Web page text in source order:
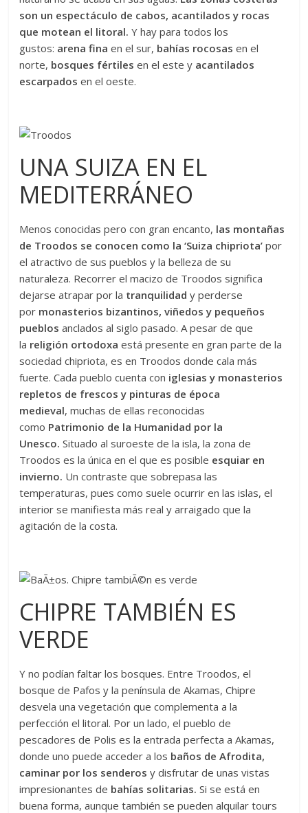
son un espectáculo de cabos, acantilados y rocas
que motean el litoral. Y hay para todos los
gustos: arena fina en el sur, bahías rocosas en el
norte, bosques fértiles en el este y acantilados
escarpados en el oeste.
UNA SUIZA EN EL
MEDITERRÁNEO
Menos conocidas pero con gran encanto, las montañas
de Troodos se conocen como la ‘Suiza chipriota’por
el atractivo de sus pueblos y la belleza de su
naturaleza. Recorrer el macizo de Troodos significa
dejarse atrapar por la tranquilidad y perderse
por monasterios bizantinos, viñedos y pequeños
pueblosanclados al siglo pasado. A pesar de que
la religión ortodoxaestá presente en gran parte de la
sociedad chipriota, es en Troodos donde cala más
fuerte. Cada pueblo cuenta con iglesias y monasterios
repletos de frescos y pinturas de época
medieval, muchas de ellas reconocidas
como Patrimonio de la Humanidad por la
Unesco.Situado al suroeste de la isla, la zona de
Troodos es la única en el que es posible esquiar en
invierno. Un contraste que sobrepasa las
temperaturas, pues como suele ocurrir en las islas, el
interior se manifiesta más real y arraigado que la
agitación de la costa.
CHIPRE TAMBIÉN ES
VERDE
Y no podían faltar los bosques. Entre Troodos, el
bosque de Pafos y la península de Akamas, Chipre
desvela una vegetación que complementa a la
perfección el litoral. Por un lado, el pueblo de
pescadores de Polis es la entrada perfecta a Akamas,
donde uno puede acceder a los baños de Afrodita,
caminar por los senderos y disfrutar de unas vistas
impresionantes de bahías solitarias. Si se está en
buena forma, aunque también se pueden alquilar tours